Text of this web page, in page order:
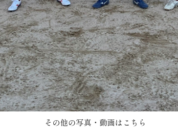
その他の写真・動画はこちら